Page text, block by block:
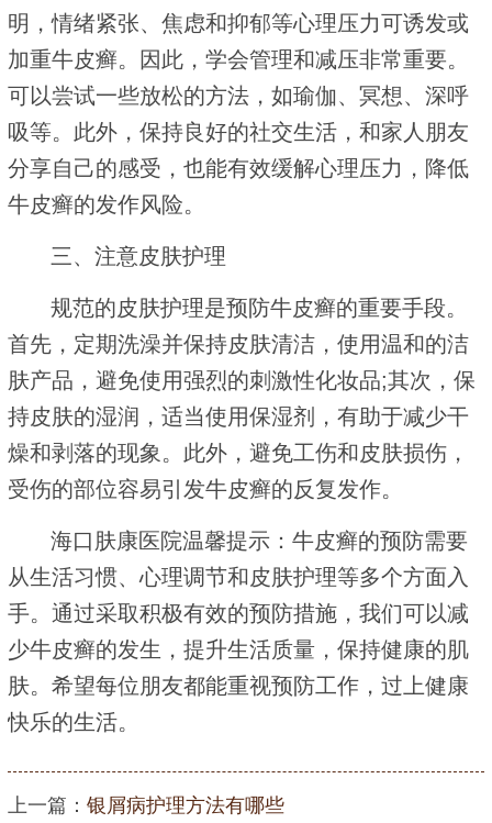
明，情绪紧张、焦虑和抑郁等心理压力可诱发或
加重牛皮癣。因此，学会管理和减压非常重要。
可以尝试一些放松的方法，如瑜伽、冥想、深呼
吸等。此外，保持良好的社交生活，和家人朋友
分享自己的感受，也能有效缓解心理压力，降低
牛皮癣的发作风险。
三、注意皮肤护理
规范的皮肤护理是预防牛皮癣的重要手段。
首先，定期洗澡并保持皮肤清洁，使用温和的洁
肤产品，避免使用强烈的刺激性化妆品;其次，保
持皮肤的湿润，适当使用保湿剂，有助于减少干
燥和剥落的现象。此外，避免工伤和皮肤损伤，
受伤的部位容易引发牛皮癣的反复发作。
海口肤康医院温馨提示：牛皮癣的预防需要
从生活习惯、心理调节和皮肤护理等多个方面入
手。通过采取积极有效的预防措施，我们可以减
少牛皮癣的发生，提升生活质量，保持健康的肌
肤。希望每位朋友都能重视预防工作，过上健康
快乐的生活。
上一篇： 银屑病护理方法有哪些